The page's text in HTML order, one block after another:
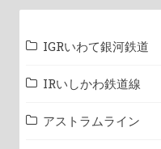
IGRいわて銀河鉄道
IRいしかわ鉄道線
アストラムライン